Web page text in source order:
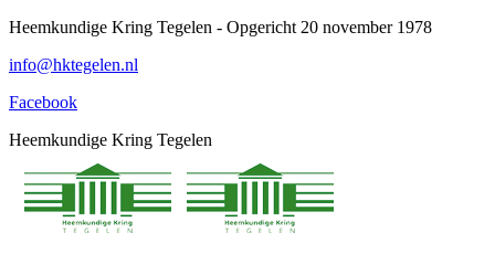
Spring
content
Heemkundige Kring Tegelen - Opgericht 20 november 1978
info@hktegelen.nl
Facebook
Heemkundige Kring Tegelen